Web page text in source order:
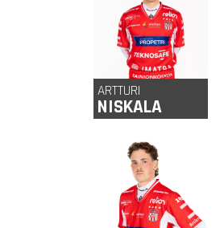
ARTTURI
NISKALA